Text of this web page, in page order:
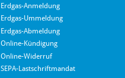
Erdgas-Anmeldung
Erdgas-Ummeldung
Erdgas-Abmeldung
Online-Kündigung
Online-Widerruf
SEPA-Lastschriftmandat